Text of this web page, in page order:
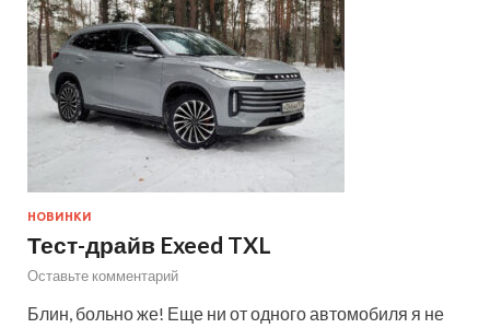
НОВИНКИ
Тест-драйв Exeed TXL
Оставьте комментарий
Блин, больно же! Еще ни от одного автомобиля я не